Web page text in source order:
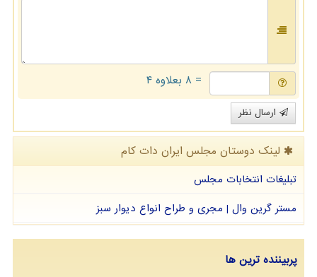
= ۸ بعلاوه ۴
ارسال نظر
لینک دوستان مجلس ایران دات كام
تبلیغات انتخابات مجلس
مستر گرین وال | مجری و طراح انواع دیوار سبز
پربیننده ترین ها